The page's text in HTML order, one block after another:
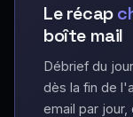
Le récap
boîte mail
Débrief du
dès la fin de
email par jour,